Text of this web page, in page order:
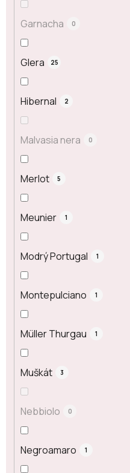
Garnacha 0
Glera 25
Hibernal 2
Malvasia nera 0
Merlot 5
Meunier 1
Modrý Portugal 1
Montepulciano 1
Müller Thurgau 1
Muškát 3
Nebbiolo 0
Negroamaro 1